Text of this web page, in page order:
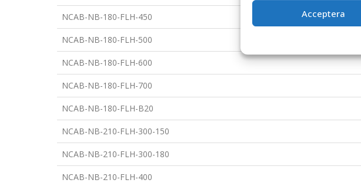
Acceptera
NCAB-NB-180-FLH-450
NCAB-NB-180-FLH-500
NCAB-NB-180-FLH-600
NCAB-NB-180-FLH-700
NCAB-NB-180-FLH-B20
NCAB-NB-210-FLH-300-150
NCAB-NB-210-FLH-300-180
NCAB-NB-210-FLH-400